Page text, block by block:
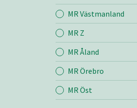
MR Västmanland
MR Z
MR Åland
MR Örebro
MR Öst